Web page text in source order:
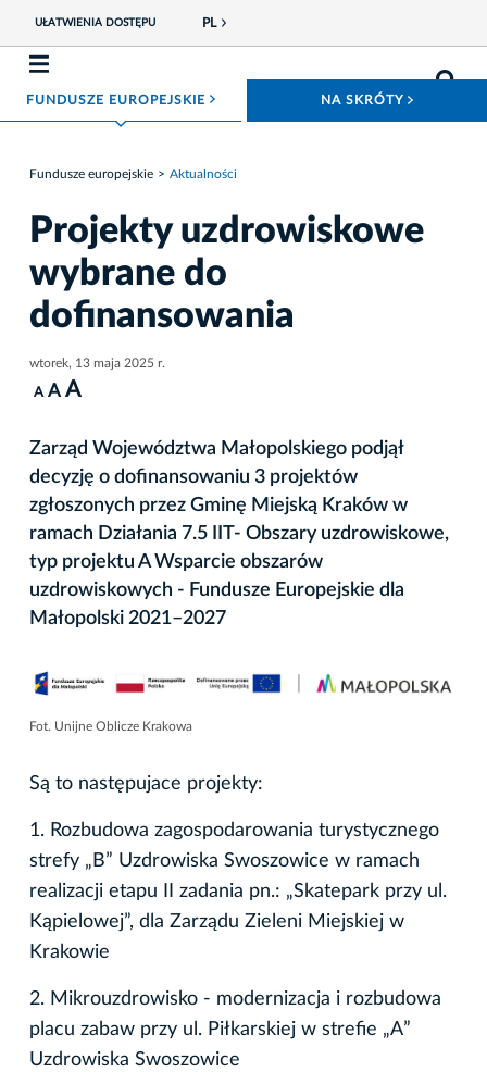
UŁATWIENIA DOSTĘPU PL
FUNDUSZE EUROPEJSKIE ROZWIŃ MENU NA SKRÓTY
Fundusze europejskie Aktualności
Projekty uzdrowiskowe
wybrane do
dofinansowania
wtorek, 13 maja 2025 r.
A A A
Zarząd Województwa Małopolskiego podjął
decyzję o dofinansowaniu 3 projektów
zgłoszonych przez Gminę Miejską Kraków w
ramach Działania 7.5 IIT- Obszary uzdrowiskowe,
typ projektu A Wsparcie obszarów
uzdrowiskowych - Fundusze Europejskie dla
Małopolski 2021–2027
Fot. Unijne Oblicze Krakowa
Są to następujace projekty:
1. Rozbudowa zagospodarowania turystycznego
strefy „B” Uzdrowiska Swoszowice w ramach
realizacji etapu II zadania pn.: „Skatepark przy ul.
Kąpielowej”, dla Zarządu Zieleni Miejskiej w
Krakowie
2. Mikrouzdrowisko - modernizacja i rozbudowa
placu zabaw przy ul. Piłkarskiej w strefie „A”
Uzdrowiska Swoszowice